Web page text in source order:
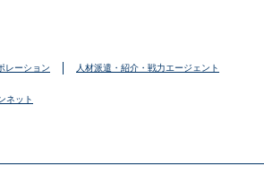
レーション 人材派遣・紹介・戦力エージェント
ネット